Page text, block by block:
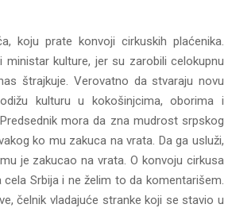
koju prate konvoji cirkuskih plaćenika.
ministar kulture, jer su zarobili celokupnu
štrajkuje. Verovatno da stvaraju novu
kulturu u kokošinjcima, oborima i
mora da zna mudrost srpskog
ko mu zakuca na vrata. Da ga usluži,
je zakucao na vrata. O konvoju cirkusa
Srbija i ne želim to da komentarišem.
čelnik vladajuće stranke koji se stavio u